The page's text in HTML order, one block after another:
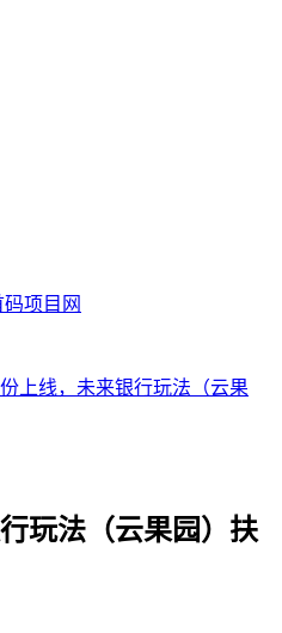
码项目网
上线，未来银行玩法（云果
玩法（云果园）扶